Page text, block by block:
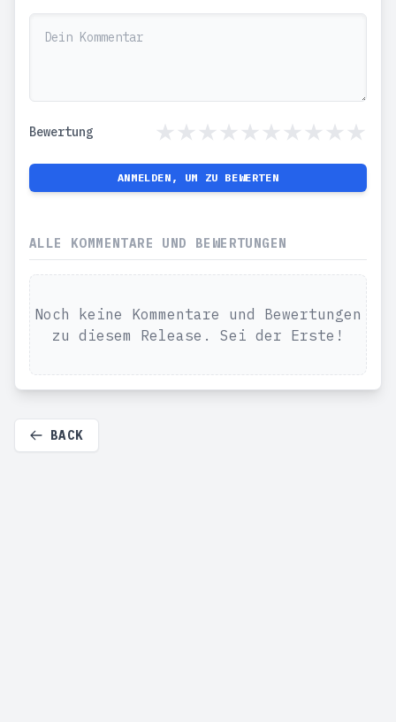
Bewertung
ANMELDEN, UM ZU BEWERTEN
ALLE KOMMENTARE UND BEWERTUNGEN
Noch keine Kommentare und Bewertungen
zu diesem Release. Sei der Erste!
BACK